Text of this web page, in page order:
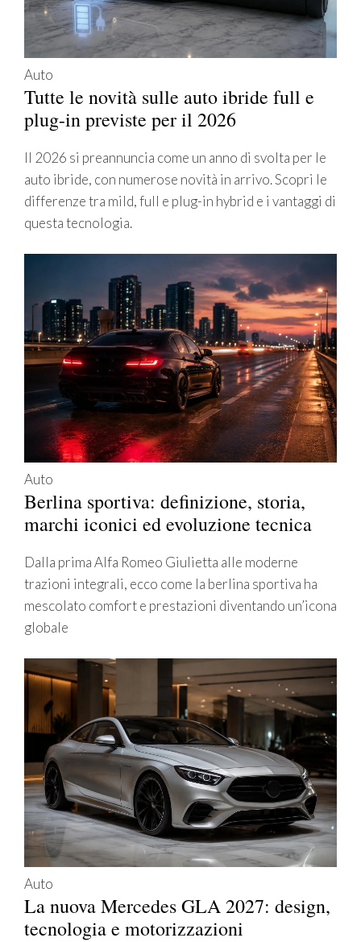
Auto
Tutte le novità sulle auto ibride full e
plug-in previste per il 2026
Il 2026 si preannuncia come un anno di svolta per le
auto ibride, con numerose novità in arrivo. Scopri le
differenze tra mild, full e plug-in hybrid e i vantaggi di
questa tecnologia.
Auto
Berlina sportiva: definizione, storia,
marchi iconici ed evoluzione tecnica
Dalla prima Alfa Romeo Giulietta alle moderne
trazioni integrali, ecco come la berlina sportiva ha
mescolato comfort e prestazioni diventando un’icona
globale
Auto
La nuova Mercedes GLA 2027: design,
tecnologia e motorizzazioni